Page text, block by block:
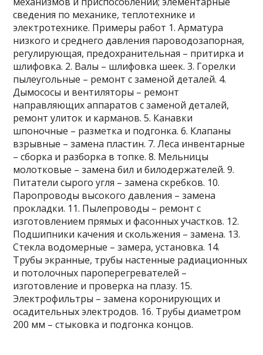
сведения по механике, теплотехнике и
электротехнике. Примеры работ 1. Арматура
низкого и среднего давления пароводозапорная,
регулирующая, предохранительная – притирка и
шлифовка. 2. Валы – шлифовка шеек. 3. Горелки
пылеугольные – ремонт с заменой деталей. 4.
Дымососы и вентиляторы – ремонт
направляющих аппаратов с заменой деталей,
ремонт улиток и карманов. 5. Канавки
шпоночные – разметка и подгонка. 6. Клапаны
взрывные – замена пластин. 7. Леса инвентарные
– сборка и разборка в топке. 8. Мельницы
молотковые – замена бил и билодержателей. 9.
Питатели сырого угля – замена скребков. 10.
Паропроводы высокого давления – замена
прокладки. 11. Пылепроводы – ремонт с
изготовлением прямых и фасонных участков. 12.
Подшипники качения и скольжения – замена. 13.
Стекла водомерные – замера, установка. 14.
Трубы экранные, трубы настенные радиационных
и потолочных пароперегревателей –
изготовление и проверка на плазу. 15.
Электрофильтры – замена коронирующих и
осадительных электродов. 16. Трубы диаметром
200 мм – стыковка и подгонка концов.